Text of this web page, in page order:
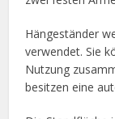
Hängeständer
verwendet. Sie
Nutzung
besitzen eine